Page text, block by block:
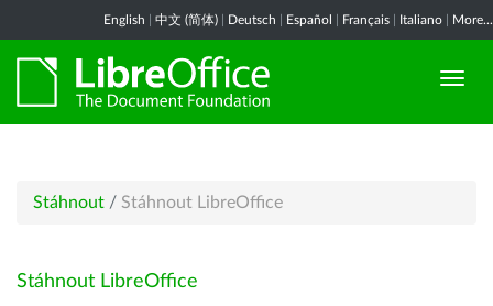
English 中文 (简体) Deutsch Español Français Italiano More...
Stáhnout / Stáhnout LibreOffice
Stáhnout LibreOffice